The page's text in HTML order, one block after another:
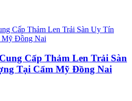
Cấp Thảm Len Trải Sàn
Tại Cẩm Mỹ Đồng Nai